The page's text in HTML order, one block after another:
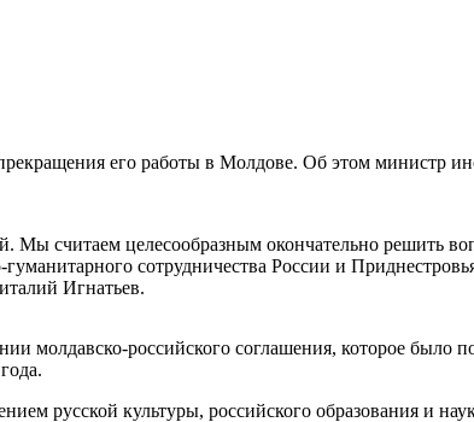
его работы в Молдове. Об этом министр
Мы считаем целесообразным окончательно решить
сотрудничества России и
Игнатьев.
российского соглашения, которое было
русской культуры, российского образования и